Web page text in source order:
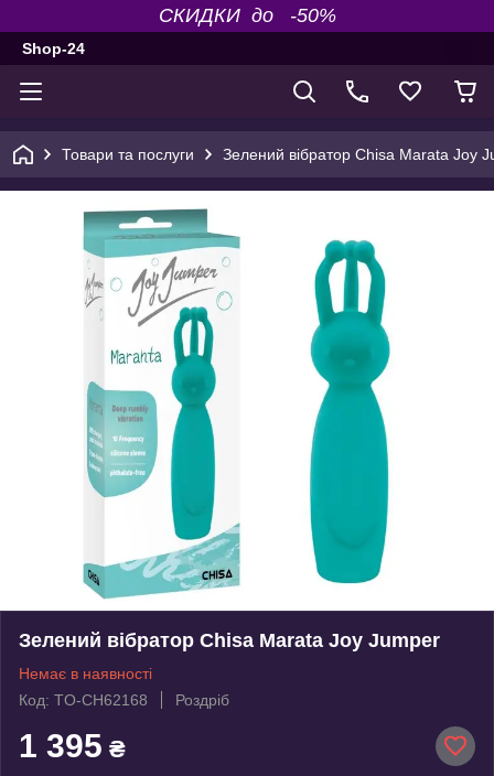
СКИДКИ до -50%
Shop-24
Товари та послуги Зелений вібратор Chisa Marata Joy
Зелений вібратор Chisa Marata Joy Jumper
Немає в наявності
Код: TO-CH62168
Роздріб
1 395 ₴